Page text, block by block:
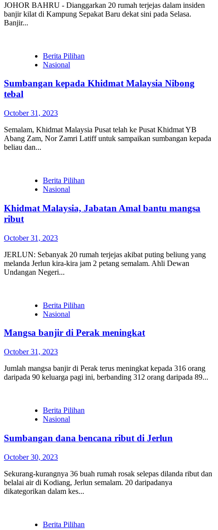
JOHOR BAHRU - Dianggarkan 20 rumah terjejas dalam insiden
banjir kilat di Kampung Sepakat Baru dekat sini pada Selasa.
Banjir...
Berita Pilihan
Nasional
Sumbangan kepada Khidmat Malaysia Nibong
tebal
October 31, 2023
Semalam, Khidmat Malaysia Pusat telah ke Pusat Khidmat YB
Abang Zam, Nor Zamri Latiff untuk sampaikan sumbangan kepada
beliau dan...
Berita Pilihan
Nasional
Khidmat Malaysia, Jabatan Amal bantu mangsa
ribut
October 31, 2023
JERLUN: Sebanyak 20 rumah terjejas akibat puting beliung yang
melanda Jerlun kira-kira jam 2 petang semalam. Ahli Dewan
Undangan Negeri...
Berita Pilihan
Nasional
Mangsa banjir di Perak meningkat
October 31, 2023
Jumlah mangsa banjir di Perak terus meningkat kepada 316 orang
daripada 90 keluarga pagi ini, berbanding 312 orang daripada 89...
Berita Pilihan
Nasional
Sumbangan dana bencana ribut di Jerlun
October 30, 2023
Sekurang-kurangnya 36 buah rumah rosak selepas dilanda ribut dan
belalai air di Kodiang, Jerlun semalam. 20 daripadanya
dikategorikan dalam kes...
Berita Pilihan